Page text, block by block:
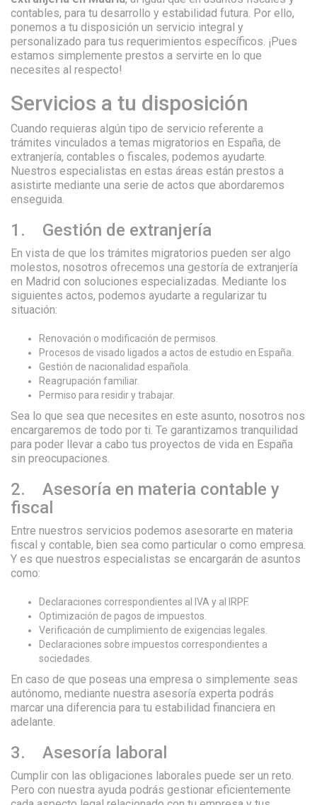
contables, para tu desarrollo y estabilidad futura. Por ello,
ponemos a tu disposición un servicio integral y
personalizado para tus requerimientos específicos. ¡Pues
estamos simplemente prestos a servirte en lo que
necesites al respecto!
Servicios a tu disposición
Cuando requieras algún tipo de servicio referente a
trámites vinculados a temas migratorios en España, de
extranjería, contables o fiscales, podemos ayudarte.
Nuestros especialistas en estas áreas están prestos a
asistirte mediante una serie de actos que abordaremos
enseguida.
1. Gestión de extranjería
En vista de que los trámites migratorios pueden ser algo
molestos, nosotros ofrecemos una gestoría de extranjería
en Madrid con soluciones especializadas. Mediante los
siguientes actos, podemos ayudarte a regularizar tu
situación:
Renovación o modificación de permisos.
Procesos de visado ligados a actos de estudio en España.
Gestión de nacionalidad española.
Reagrupación familiar.
Permiso para residir y trabajar.
Sea lo que sea que necesites en este asunto, nosotros nos
encargaremos de todo por ti. Te garantizamos tranquilidad
para poder llevar a cabo tus proyectos de vida en España
sin preocupaciones.
2. Asesoría en materia contable y
fiscal
Entre nuestros servicios podemos asesorarte en materia
fiscal y contable, bien sea como particular o como empresa.
Y es que nuestros especialistas se encargarán de asuntos
como:
Declaraciones correspondientes al IVA y al IRPF.
Optimización de pagos de impuestos.
Verificación de cumplimiento de exigencias legales.
Declaraciones sobre impuestos correspondientes a
sociedades.
En caso de que poseas una empresa o simplemente seas
autónomo, mediante nuestra asesoría experta podrás
marcar una diferencia para tu estabilidad financiera en
adelante.
3. Asesoría laboral
Cumplir con las obligaciones laborales puede ser un reto.
Pero con nuestra ayuda podrás gestionar eficientemente